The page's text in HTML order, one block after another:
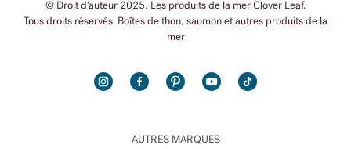
© Droit d'auteur 2025, Les produits de la mer Clover Leaf.
Tous droits réservés. Boîtes de thon, saumon et autres produits de la
mer
INSTAGRAMFACEBOOKPINTERESTYOUTUBE
AUTRES MARQUES